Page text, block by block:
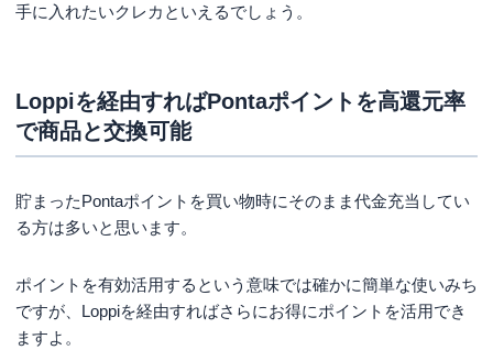
手に入れたいクレカといえるでしょう。
Loppiを経由すればPontaポイントを高還元率
で商品と交換可能
貯まったPontaポイントを買い物時にそのまま代金充当してい
る方は多いと思います。
ポイントを有効活用するという意味では確かに簡単な使いみち
ですが、Loppiを経由すればさらにお得にポイントを活用でき
ますよ。